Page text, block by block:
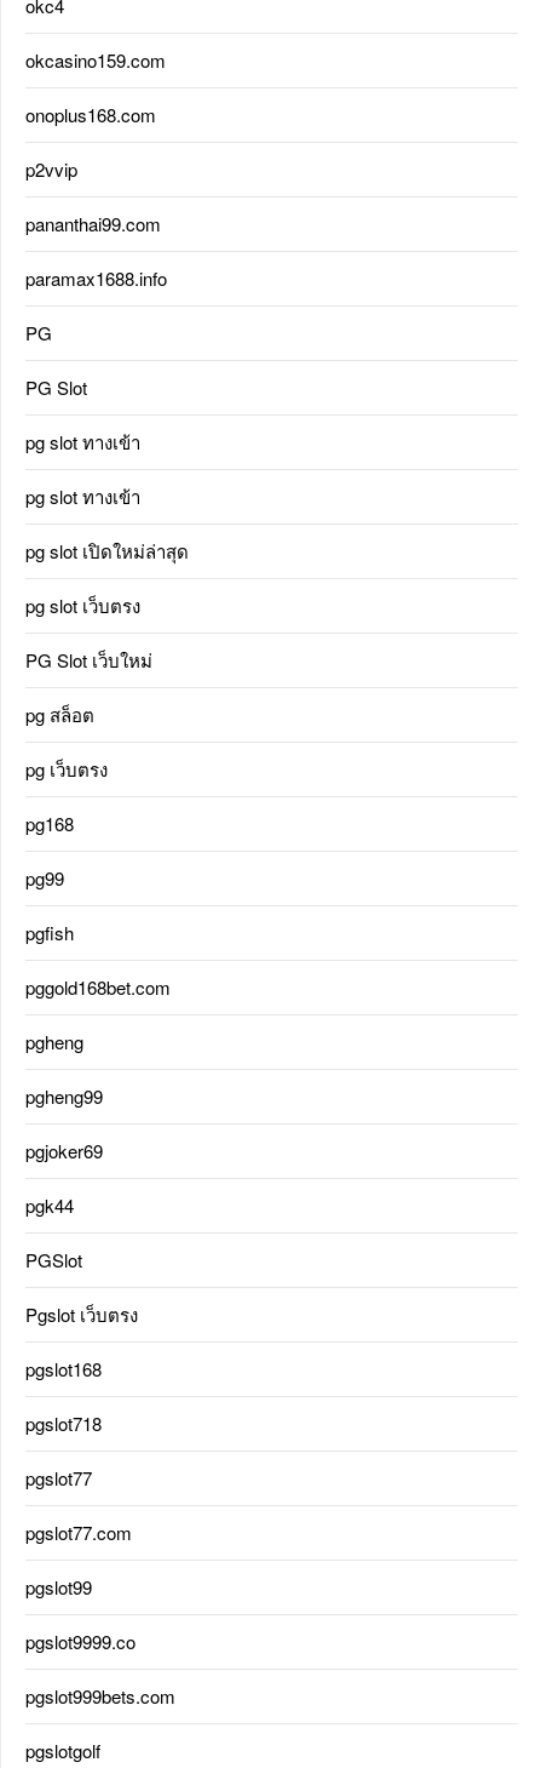
okc4
okcasino159.com
onoplus168.com
p2vvip
pananthai99.com
paramax1688.info
PG
PG Slot
pg slot ทางเข้า
pg slot ทางเข้า
pg slot เปิดใหม่ล่าสุด
pg slot เว็บตรง
PG Slot เว็บใหม่
pg สล็อต
pg เว็บตรง
pg168
pg99
pgfish
pggold168bet.com
pgheng
pgheng99
pgjoker69
pgk44
PGSlot
Pgslot เว็บตรง
pgslot168
pgslot718
pgslot77
pgslot77.com
pgslot99
pgslot9999.co
pgslot999bets.com
pgslotgolf